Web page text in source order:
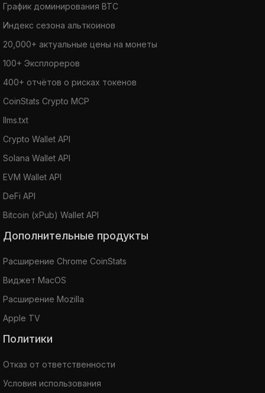
График доминирования BTC
Индекс сезона альткоинов
20,000+ актуальные цены на монеты
100+ Эксплореров
400+ отчётов о рисках токенов
CoinStats Crypto MCP
llms.txt
Crypto Wallet API
Solana Wallet API
EVM Wallet API
DeFi API
Bitcoin (xPub) Wallet API
Дополнительные продукты
Расширение Chrome CoinStats
Виджет MacOS
Расширение Mozilla
Apple TV
Политики
Отказ от ответственности
Условия использования